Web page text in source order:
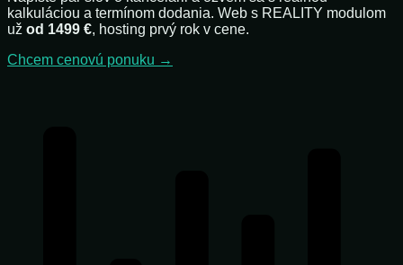
kalkuláciou a termínom dodania. Web s REALITY modulom
už od 1499 €, hosting prvý rok v cene.
Chcem cenovú ponuku →